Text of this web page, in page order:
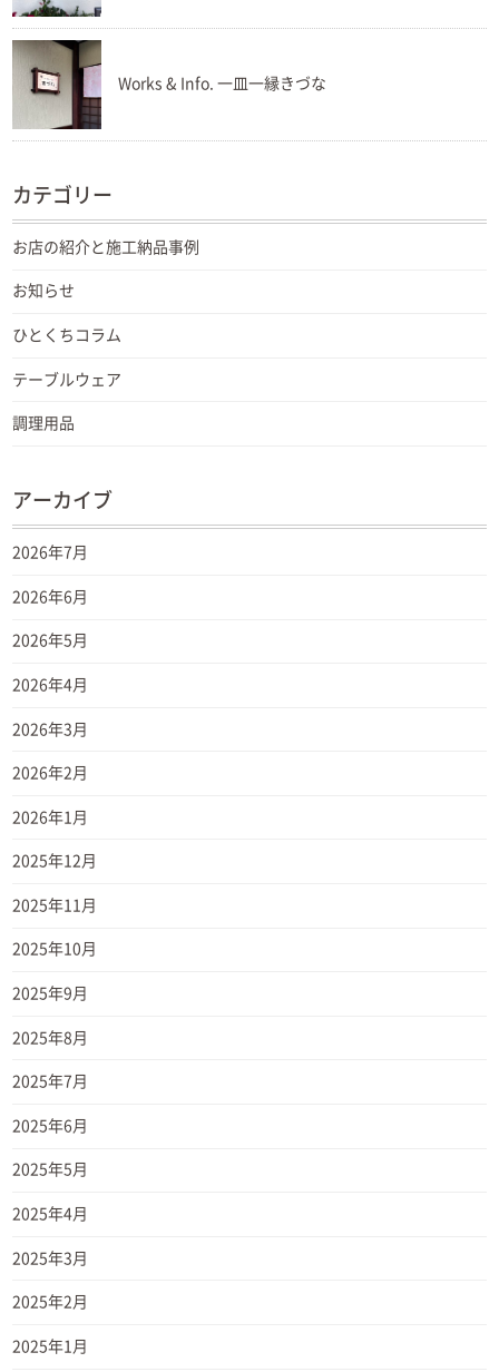
Works & Info. 一皿一縁きづな
カテゴリー
お店の紹介と施工納品事例
お知らせ
ひとくちコラム
テーブルウェア
調理用品
アーカイブ
2026年7月
2026年6月
2026年5月
2026年4月
2026年3月
2026年2月
2026年1月
2025年12月
2025年11月
2025年10月
2025年9月
2025年8月
2025年7月
2025年6月
2025年5月
2025年4月
2025年3月
2025年2月
2025年1月